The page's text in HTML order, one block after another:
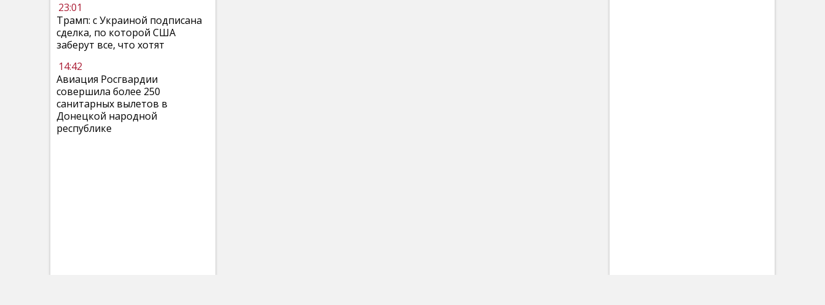
23:01
Трамп: с Украиной подписана
сделка, по которой США
заберут все, что хотят
14:42
Авиация Росгвардии
совершила более 250
санитарных вылетов в
Донецкой народной
республике